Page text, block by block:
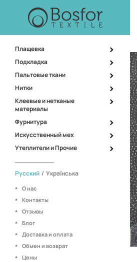
Плащевка
Подкладка
Пальтовые ткани
Нитки
Клеевые и нетканые
материалы
Фурнитура
Искусственный мех
Утеплители и Прочие
Русский / Українська
О нас
Контакты
Отзывы
Блог
Доставка и оплата
Обмен и возврат
Цены